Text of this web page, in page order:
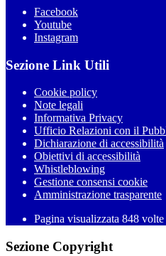
Facebook
Youtube
Instagram
Sezione Link Utili
Cookie policy
Note legali
Informativa Privacy
Ufficio Relazioni con il
Dichiarazione di accessibilità
Obiettivi di accessibilità
Whistleblowing
Gestione consensi cookie
Amministrazione trasparente
Pagina visualizzata 848 volte
Sezione Copyright